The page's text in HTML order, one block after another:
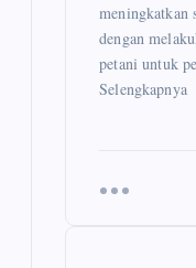
meningkatkan
dengan
petani untuk
Selengkapnya